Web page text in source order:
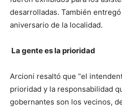
desarrolladas. También
aniversario de la localidad.
La gente es la prioridad
Arcioni resaltó que “el
prioridad y la responsabilidad
gobernantes son los vecinos,